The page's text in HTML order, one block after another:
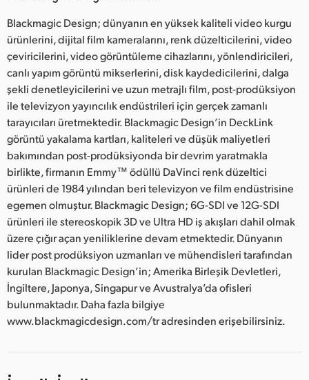
Blackmagic Design; dünyanın en yüksek kaliteli video kurgu
ürünlerini, dijital film kameralarını, renk düzelticilerini, video
çeviricilerini, video görüntüleme cihazlarını, yönlendiricileri,
canlı yapım görüntü mikserlerini, disk kaydedicilerini, dalga
şekli denetleyicilerini ve uzun metrajlı film, post-prodüksiyon
ile televizyon yayıncılık endüstrileri için gerçek zamanlı
tarayıcıları üretmektedir. Blackmagic Design’in DeckLink
görüntü yakalama kartları, kaliteleri ve düşük maliyetleri
bakımından post-prodüksiyonda bir devrim yaratmakla
birlikte, firmanın Emmy™ ödüllü DaVinci renk düzeltici
ürünleri de 1984 yılından beri televizyon ve film endüstrisine
egemen olmuştur. Blackmagic Design; 6G-SDI ve 12G-SDI
ürünleri ile stereoskopik 3D ve Ultra HD iş akışları dahil olmak
üzere çığır açan yeniliklerine devam etmektedir. Dünyanın
lider post prodüksiyon uzmanları ve mühendisleri tarafından
kurulan Blackmagic Design’in; Amerika Birleşik Devletleri,
İngiltere, Japonya, Singapur ve Avustralya’da ofisleri
bulunmaktadır. Daha fazla bilgiye
www.blackmagicdesign.com/tr adresinden erişebilirsiniz.